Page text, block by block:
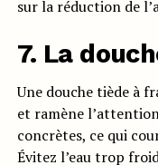
sur la réduction de
7. La
Une douche tiède à
et ramène
concrètes, ce qui
Évitez l’eau trop